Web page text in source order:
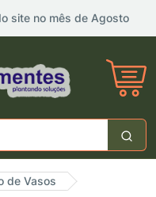
site no mês de Agosto
de Vasos
Enviar